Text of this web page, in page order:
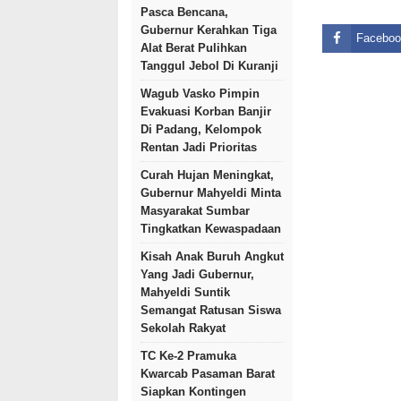
Pasca Bencana,
Gubernur Kerahkan Tiga
Alat Berat Pulihkan
Tanggul Jebol Di Kuranji
Wagub Vasko Pimpin
Evakuasi Korban Banjir
Di Padang, Kelompok
Rentan Jadi Prioritas
Curah Hujan Meningkat,
Gubernur Mahyeldi Minta
Masyarakat Sumbar
Tingkatkan Kewaspadaan
Kisah Anak Buruh Angkut
Yang Jadi Gubernur,
Mahyeldi Suntik
Semangat Ratusan Siswa
Sekolah Rakyat
TC Ke-2 Pramuka
Kwarcab Pasaman Barat
Siapkan Kontingen